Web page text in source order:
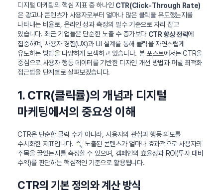
디지털 마케팅의 핵심 지표 중 하나인 CTR(Click-Through Rate)
은 광고나 콘텐츠가 사용자로부터 얼마나 많은 클릭을 유도했는지를
나타내는 비율로, 온라인 성과 측정의 필수 기준으로 자리 잡고
있습니다. 최근 기업들은 단순한 노출 수 증가보다 CTR 향상 전략에
집중하며, 사용자 경험(UX)과 UI 설계를 통해 클릭을 자연스럽게
유도하는 방법을 다양하게 모색하고 있습니다. 본 포스트에서는 CTR을
중심으로 사용자 행동 데이터를 기반한 디자인 개선 방법과 퍼널 최적화
접근법을 단계별로 살펴보겠습니다.
1. CTR(클릭률)의 개념과 디지털
마케팅에서의 중요성 이해
CTR은 단순한 클릭 수가 아니라, 사용자의 관심과 행동 의도를
수치화한 지표입니다. 즉, 노출된 콘텐츠가 얼마나 효과적으로 사용자의
주목을 끌었는지를 측정할 수 있으며, 캠페인의 효율성과 ROI(투자 대비
수익)를 판단하는 핵심적인 기준으로 활용됩니다.
CTR의 기본 정의와 계산 방식